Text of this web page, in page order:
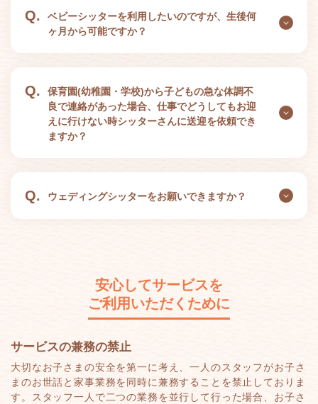
Q.
ベビーシッターを利用したいのですが、生後何
ヶ月から可能ですか？
Q.
保育園(幼稚園・学校)から子どもの急な体調不
良で連絡があった場合、仕事でどうしてもお迎
えに行けない時シッターさんに送迎を依頼でき
ますか？
Q. ウェディングシッターをお願いできますか？
安心してサービスを
ご利用いただくために
サービスの兼務の禁止
大切なお子さまの安全を第一に考え、一人のスタッフがお子さ
まのお世話と家事業務を同時に兼務することを禁止しておりま
す。スタッフ一人で二つの業務を並行して行った場合、お子さ